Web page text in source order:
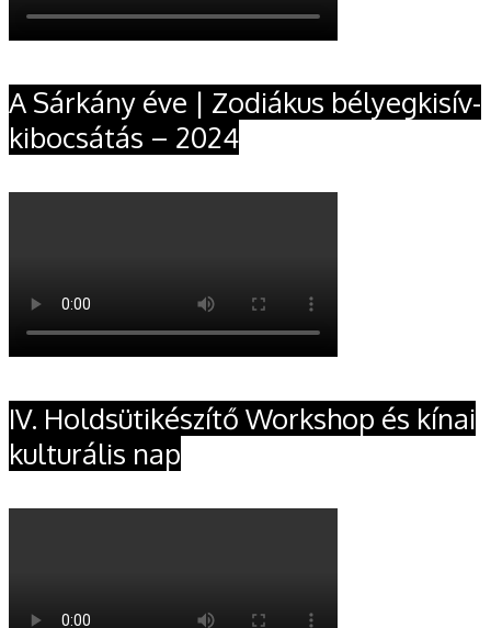
A Sárkány éve | Zodiákus bélyegkisív-
kibocsátás – 2024
IV. Holdsütikészítő Workshop és kínai
kulturális nap